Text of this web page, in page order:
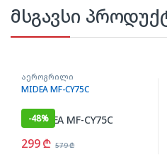
მსგავსი
აეროგრილი
MIDEA MF-CY75C
-48%
299₾ 579₾